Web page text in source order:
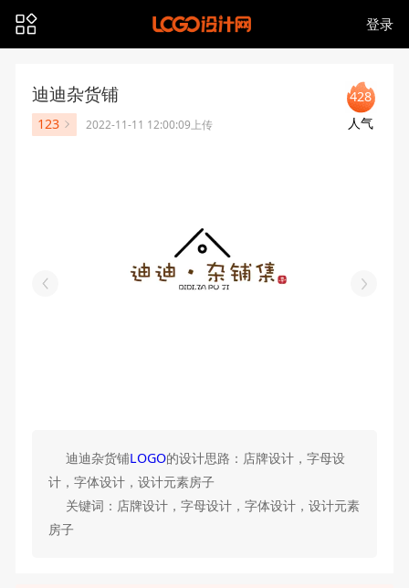
登录
迪迪杂货铺
123 2022-11-11 12:00:09上传
428
人气
迪迪杂货铺LOGO的设计思路：店牌设计，字母设
计，字体设计，设计元素房子
关键词：店牌设计，字母设计，字体设计，设计元素
房子